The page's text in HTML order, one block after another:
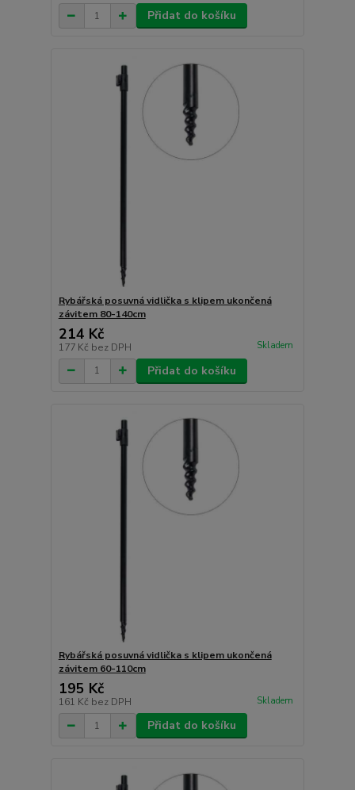
Přidat do košíku
Rybářská posuvná vidlička s klipem ukončená
závitem 80-140cm
214 Kč
177 Kč bez DPH Skladem
Přidat do košíku
Rybářská posuvná vidlička s klipem ukončená
závitem 60-110cm
195 Kč
161 Kč bez DPH Skladem
Přidat do košíku